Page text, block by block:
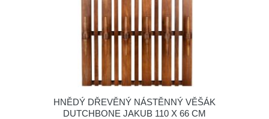
HNĚDÝ DŘEVĚNÝ NÁSTĚNNÝ VĚŠÁK
DUTCHBONE JAKUB 110 X 66 CM